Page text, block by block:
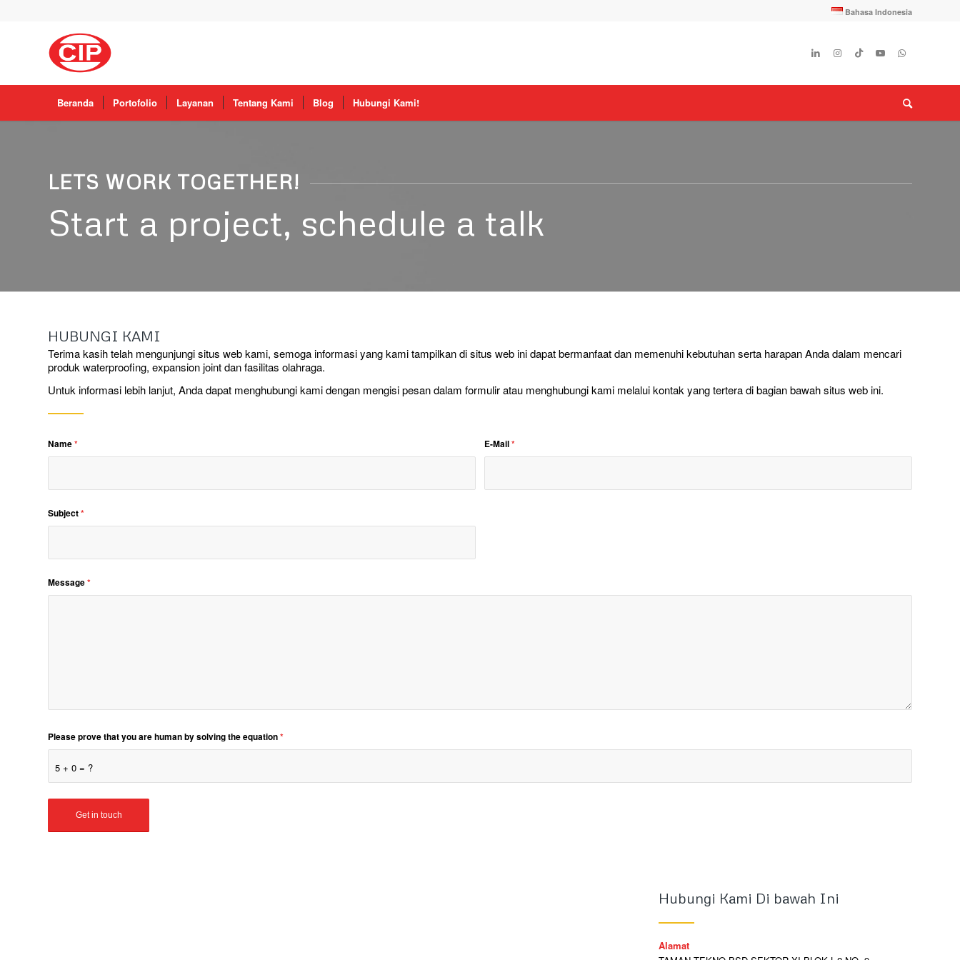
Bahasa Indonesia
Beranda Portofolio Layanan Tentang Kami Blog Hubungi Kami!
LETS WORK TOGETHER!
Start a project, schedule a talk
HUBUNGI KAMI
Terima kasih telah mengunjungi situs web kami, semoga informasi yang kami tampilkan di situs web ini dapat bermanfaat dan memenuhi kebutuhan serta harapan Anda dalam mencari
produk waterproofing, expansion joint dan fasilitas olahraga.
Untuk informasi lebih lanjut, Anda dapat menghubungi kami dengan mengisi pesan dalam formulir atau menghubungi kami melalui kontak yang tertera di bagian bawah situs web ini.
Name* E-Mail*
Subject*
Message*
5 + 0 = ?
Please prove that you are human by solving the equation*
Hubungi Kami Di bawah Ini
Alamat